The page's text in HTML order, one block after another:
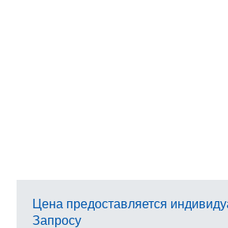
Цена предоставляется
Запросу